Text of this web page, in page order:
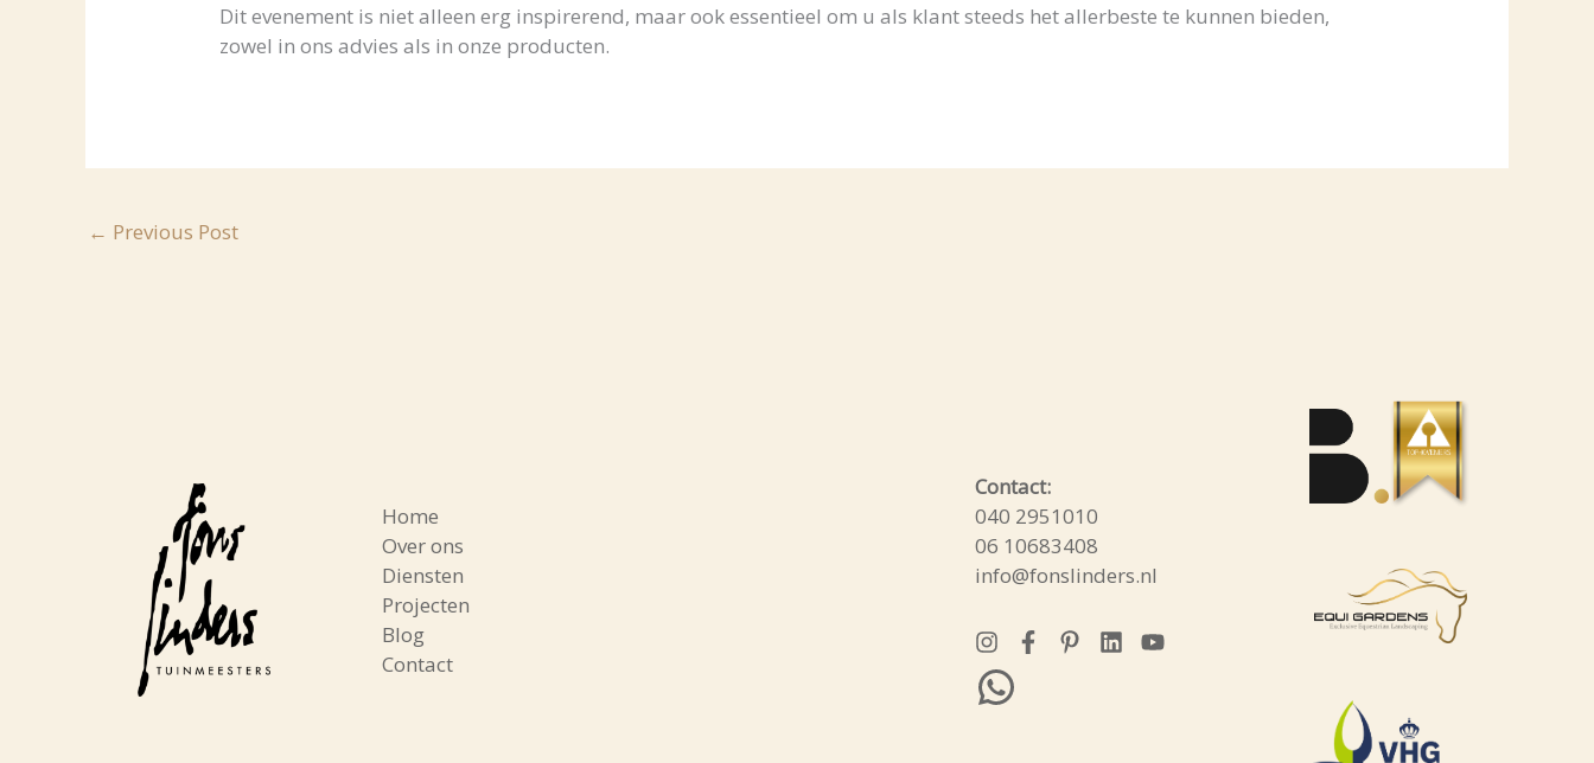
Dit evenement is niet alleen erg inspirerend, maar ook essentieel om u als klant steeds het allerbeste te kunnen bieden,
zowel in ons advies als in onze producten.
← Previous Post
Home
Over ons
Diensten
Projecten
Blog
Contact
Contact:
040 2951010
06 10683408
info@fonslinders.nl
WhatsApp